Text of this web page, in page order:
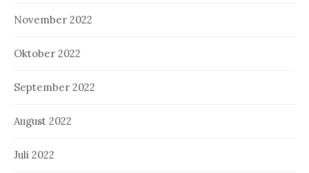
November 2022
Oktober 2022
September 2022
August 2022
Juli 2022